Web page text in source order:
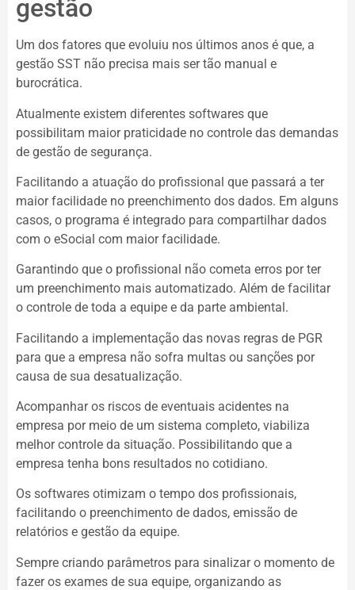
gestão
Um dos fatores que evoluiu nos últimos anos é que, a
gestão SST não precisa mais ser tão manual e
burocrática.
Atualmente existem diferentes softwares que
possibilitam maior praticidade no controle das demandas
de gestão de segurança.
Facilitando a atuação do profissional que passará a ter
maior facilidade no preenchimento dos dados. Em alguns
casos, o programa é integrado para compartilhar dados
com o eSocial com maior facilidade.
Garantindo que o profissional não cometa erros por ter
um preenchimento mais automatizado. Além de facilitar
o controle de toda a equipe e da parte ambiental.
Facilitando a implementação das novas regras de PGR
para que a empresa não sofra multas ou sanções por
causa de sua desatualização.
Acompanhar os riscos de eventuais acidentes na
empresa por meio de um sistema completo, viabiliza
melhor controle da situação. Possibilitando que a
empresa tenha bons resultados no cotidiano.
Os softwares otimizam o tempo dos profissionais,
facilitando o preenchimento de dados, emissão de
relatórios e gestão da equipe.
Sempre criando parâmetros para sinalizar o momento de
fazer os exames de sua equipe, organizando as